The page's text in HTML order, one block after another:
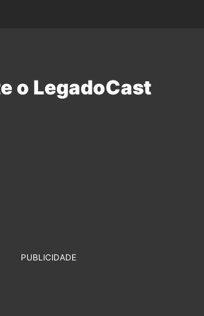
o LegadoCast
PUBLICIDADE